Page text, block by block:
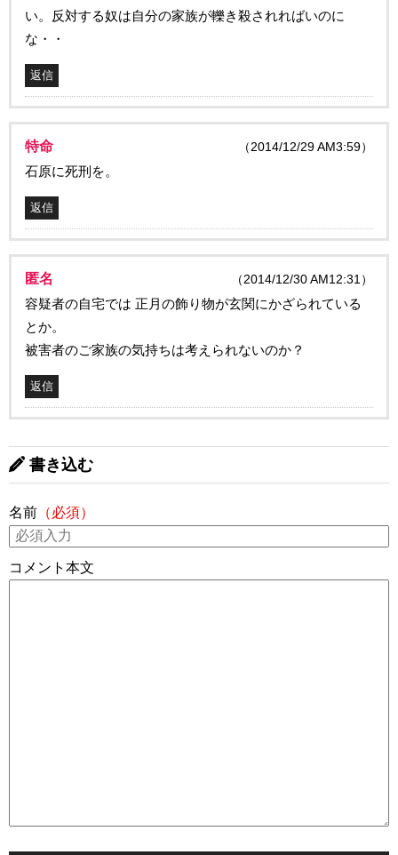
い。反対する奴は自分の家族が轢き殺されればいのに
な・・
返信
特命 （2014/12/29 AM3:59）
石原に死刑を。
返信
匿名 （2014/12/30 AM12:31）
容疑者の自宅では 正月の飾り物が玄関にかざられている
とか。
被害者のご家族の気持ちは考えられないのか？
返信
書き込む
名前 （必須）
コメント本文